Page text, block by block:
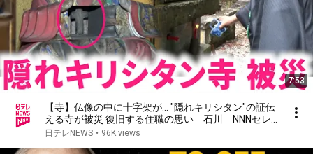
7:53
【寺】仏像の中に十字架が… "隠れキリシタン"の証伝
える寺が被災 復旧する住職の思い 石川 NNNセレ
クション
日テレNEWS • 96K views